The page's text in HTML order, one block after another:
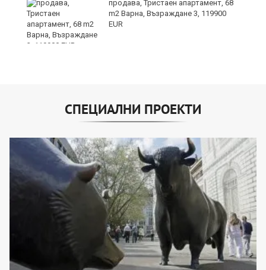
продава, Тристаен апартамент, 68
m2 Варна, Възраждане 3, 119900
EUR
СПЕЦИАЛНИ ПРОЕКТИ